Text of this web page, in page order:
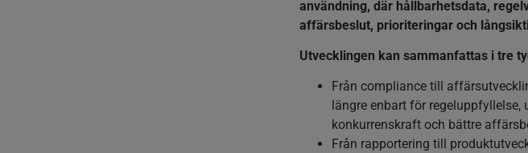
användning, där hållbarhetsdata,
affärsbeslut, prioriteringar och
Utvecklingen kan sammanfattas i tre
Från compliance till
längre enbart för
konkurrenskraft och bättre
Från rapportering till